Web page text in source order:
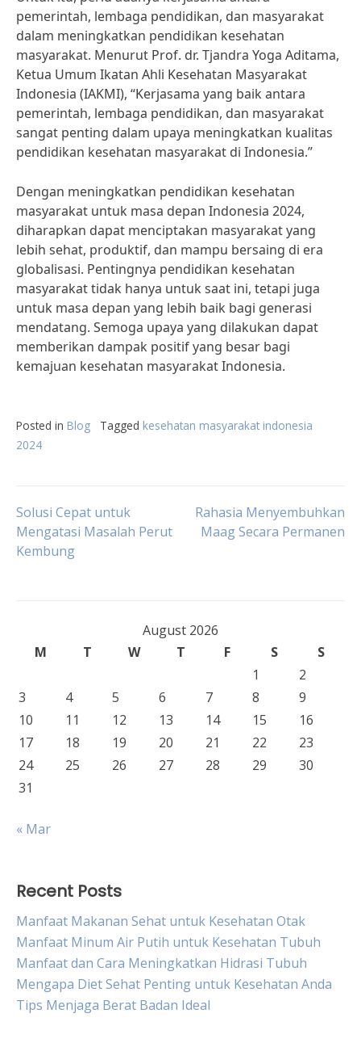
pemerintah, lembaga pendidikan, dan masyarakat
dalam meningkatkan pendidikan kesehatan
masyarakat. Menurut Prof. dr. Tjandra Yoga Aditama,
Ketua Umum Ikatan Ahli Kesehatan Masyarakat
Indonesia (IAKMI), “Kerjasama yang baik antara
pemerintah, lembaga pendidikan, dan masyarakat
sangat penting dalam upaya meningkatkan kualitas
pendidikan kesehatan masyarakat di Indonesia.”
Dengan meningkatkan pendidikan kesehatan
masyarakat untuk masa depan Indonesia 2024,
diharapkan dapat menciptakan masyarakat yang
lebih sehat, produktif, dan mampu bersaing di era
globalisasi. Pentingnya pendidikan kesehatan
masyarakat tidak hanya untuk saat ini, tetapi juga
untuk masa depan yang lebih baik bagi generasi
mendatang. Semoga upaya yang dilakukan dapat
memberikan dampak positif yang besar bagi
kemajuan kesehatan masyarakat Indonesia.
Posted in Blog Tagged kesehatan masyarakat indonesia
2024
Post
navigation
Solusi Cepat untuk
Mengatasi Masalah Perut
Kembung
Rahasia Menyembuhkan
Maag Secara Permanen
August 2026
M
T W T F S
S
1
2
3
4 5 6 7 8
9
10
11 12 13 14 15
16
17
18 19 20 21 22
23
24
25 26 27 28 29
30
31
« Mar
Recent Posts
Manfaat Makanan Sehat untuk Kesehatan Otak
Manfaat Minum Air Putih untuk Kesehatan Tubuh
Manfaat dan Cara Meningkatkan Hidrasi Tubuh
Mengapa Diet Sehat Penting untuk Kesehatan Anda
Tips Menjaga Berat Badan Ideal